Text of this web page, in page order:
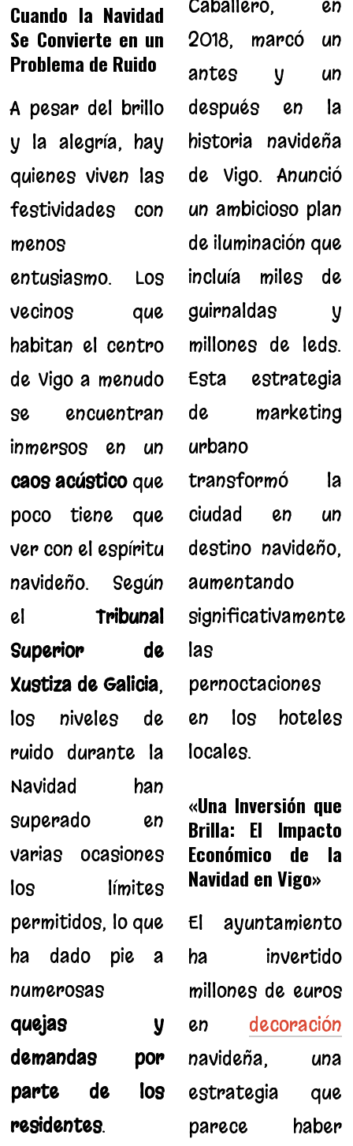
Cuando la Navidad
Se Convierte en un
Problema de Ruido
A pesar del brillo
y la alegría, hay
quienes viven las
festividades con
menos
entusiasmo. Los
vecinos que
habitan el centro
de Vigo a menudo
se encuentran
inmersos en un
caos acústicoque
poco tiene que
ver con el espíritu
navideño. Según
elTribunal
Superior de
Xustiza de Galicia,
los niveles de
ruido durante la
Navidad han
superado en
varias ocasiones
los límites
permitidos, lo que
ha dado pie a
numerosas
quejas y
demandas por
parte de los
residentes.
Caballero, en
2018, marcó un
antes y un
después en la
historia navideña
de Vigo. Anunció
un ambicioso plan
de iluminación que
incluía miles de
guirnaldas y
millones de leds.
Esta estrategia
de marketing
urbano
transformó la
ciudad en un
destino navideño,
aumentando
significativamente
las
pernoctaciones
en los hoteles
locales.
«Una Inversión que
Brilla: El Impacto
Económico de la
Navidad en Vigo»
El ayuntamiento
ha invertido
millones de euros
en decoración
navideña, una
estrategia que
parece haber